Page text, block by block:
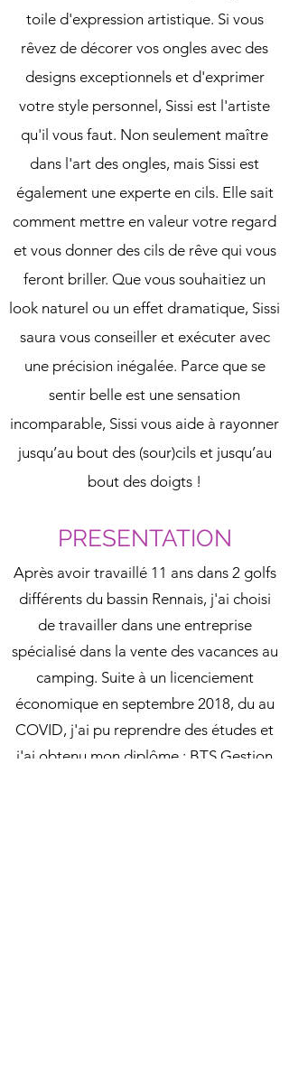
toile d'expression artistique. Si vous
rêvez de décorer vos ongles avec des
designs exceptionnels et d'exprimer
votre style personnel, Sissi est l'artiste
qu'il vous faut. Non seulement maître
dans l'art des ongles, mais Sissi est
également une experte en cils. Elle sait
comment mettre en valeur votre regard
et vous donner des cils de rêve qui vous
feront briller. Que vous souhaitiez un
look naturel ou un effet dramatique, Sissi
saura vous conseiller et exécuter avec
une précision inégalée. Parce que se
sentir belle est une sensation
incomparable, Sissi vous aide à rayonner
jusqu’au bout des (sour)cils et jusqu’au
bout des doigts !
PRESENTATION
Après avoir travaillé 11 ans dans 2 golfs
différents du bassin Rennais, j'ai choisi
de travailler dans une entreprise
spécialisé dans la vente des vacances au
camping. Suite à un licenciement
économique en septembre 2018, du au
COVID, j'ai pu reprendre des études et
j'ai obtenu mon diplôme : BTS Gestion